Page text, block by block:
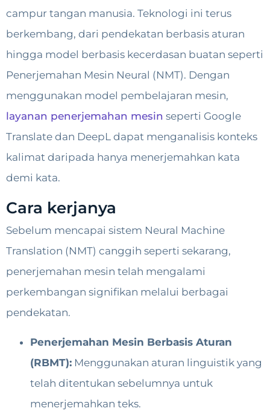
campur tangan manusia. Teknologi ini terus
berkembang, dari pendekatan berbasis aturan
hingga model berbasis kecerdasan buatan seperti
Penerjemahan Mesin Neural (NMT). Dengan
menggunakan model pembelajaran mesin,
layanan penerjemahan mesin seperti Google
Translate dan DeepL dapat menganalisis konteks
kalimat daripada hanya menerjemahkan kata
demi kata.
Cara kerjanya
Sebelum mencapai sistem Neural Machine
Translation (NMT) canggih seperti sekarang,
penerjemahan mesin telah mengalami
perkembangan signifikan melalui berbagai
pendekatan.
Penerjemahan Mesin Berbasis Aturan
(RBMT): Menggunakan aturan linguistik yang
telah ditentukan sebelumnya untuk
menerjemahkan teks.